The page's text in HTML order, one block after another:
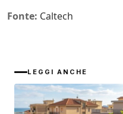
Fonte: Caltech
LEGGI ANCHE